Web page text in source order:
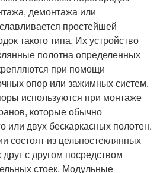
демонтажа или
простейшей
такого типа. Их устройство
полотна определенных
при помощи
опор или зажимных систем.
используются при монтаже
которые обычно
или двух бескаркасных полотен.
состоят из цельностеклянных
с другом посредством
стоек. Модульные